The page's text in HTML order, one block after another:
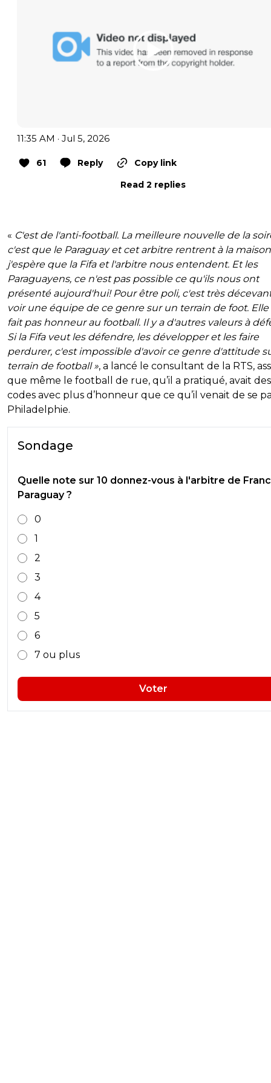
11:35 AM · Jul 5, 2026
61 Reply
Copy link
Read 2 replies
« C'est de l'anti-football. La meilleure nouvelle de la
c'est que le Paraguay et cet arbitre rentrent à la
j'espère que la Fifa et l'arbitre nous entendent. Et les
Paraguayens, ce n'est pas possible ce qu'ils nous ont
présenté aujourd'hui! Pour être poli, c'est très
voir une équipe de ce genre sur un terrain de foot. Elle
fait pas honneur au football. Il y a d'autres valeurs à
Si la Fifa veut les défendre, les développer et les faire
perdurer, c'est impossible d'avoir ce genre d'attitude
terrain de football », a lancé le consultant de la RTS,
que même le football de rue, qu’il a pratiqué, avait des
codes avec plus d’honneur que ce qu’il venait de se
Philadelphie.
Sondage
Quelle note sur 10 donnez-vous à l'arbitre de
Paraguay ?
0
1
2
3
4
5
6
7 ou plus
Voter